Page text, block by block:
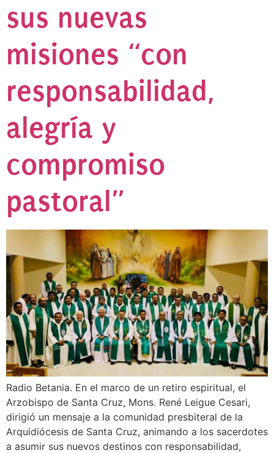
sus nuevas
misiones “con
responsabilidad,
alegría y
compromiso
pastoral”
Radio Betania. En el marco de un retiro espiritual, el
Arzobispo de Santa Cruz, Mons. René Leigue Cesari,
dirigió un mensaje a la comunidad presbiteral de la
Arquidiócesis de Santa Cruz, animando a los sacerdotes
a asumir sus nuevos destinos con responsabilidad,